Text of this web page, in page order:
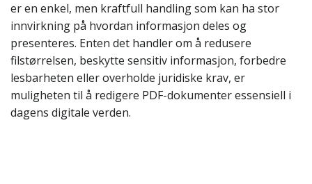
er en enkel, men kraftfull handling som kan ha stor
innvirkning på hvordan informasjon deles og
presenteres. Enten det handler om å redusere
filstørrelsen, beskytte sensitiv informasjon, forbedre
lesbarheten eller overholde juridiske krav, er
muligheten til å redigere PDF-dokumenter essensiell i
dagens digitale verden.